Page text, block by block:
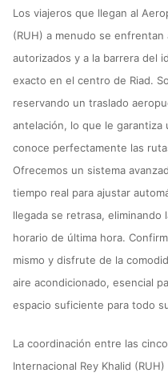
Los viajeros que llegan al
(RUH) a menudo se
autorizados y a la barrera del
exacto en el centro de Riad.
reservando un traslado
antelación, lo que le
conoce perfectamente las
Ofrecemos un sistema
tiempo real para ajustar
llegada se retrasa, eliminando
horario de última hora.
mismo y disfrute de la
aire acondicionado, esencial
espacio suficiente para todo
La coordinación entre las
Internacional Rey Khalid